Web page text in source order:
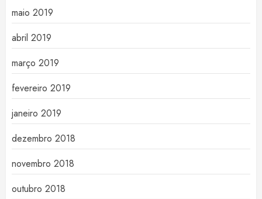
maio 2019
abril 2019
março 2019
fevereiro 2019
janeiro 2019
dezembro 2018
novembro 2018
outubro 2018